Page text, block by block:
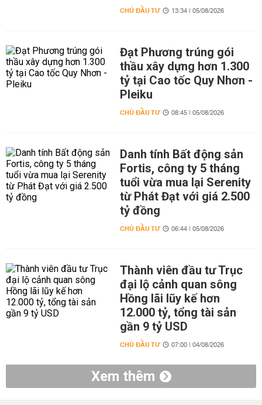
CHỦ ĐẦU TƯ 13:34 | 05/08/2026
Đạt Phương trúng gói
thầu xây dựng hơn 1.300
tỷ tại Cao tốc Quy Nhơn -
Pleiku
CHỦ ĐẦU TƯ 08:45 | 05/08/2026
Danh tính Bất động sản
Fortis, công ty 5 tháng
tuổi vừa mua lại Serenity
từ Phát Đạt với giá 2.500
tỷ đồng
CHỦ ĐẦU TƯ 06:44 | 05/08/2026
Thành viên đầu tư Trục
đại lộ cảnh quan sông
Hồng lãi lũy kế hơn
12.000 tỷ, tổng tài sản
gần 9 tỷ USD
CHỦ ĐẦU TƯ 07:00 | 04/08/2026
Xem thêm